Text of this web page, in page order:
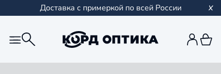
Доставка с примеркой по всей России